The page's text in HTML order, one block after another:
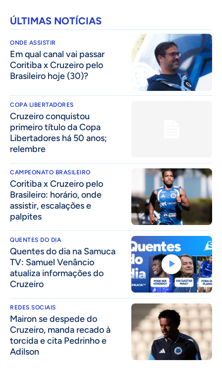
ÚLTIMAS NOTÍCIAS
ONDE ASSISTIR
Em qual canal vai passar
Coritiba x Cruzeiro pelo
Brasileiro hoje (30)?
COPA LIBERTADORES
Cruzeiro conquistou
primeiro título da Copa
Libertadores há 50 anos;
relembre
CAMPEONATO BRASILEIRO
Coritiba x Cruzeiro pelo
Brasileiro: horário, onde
assistir, escalações e
palpites
QUENTES DO DIA
Quentes do dia na Samuca
TV: Samuel Venâncio
atualiza informações do
Cruzeiro
REDES SOCIAIS
Mairon se despede do
Cruzeiro, manda recado à
torcida e cita Pedrinho e
Adilson